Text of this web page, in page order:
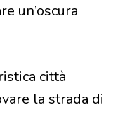
un’oscura
città
la strada di